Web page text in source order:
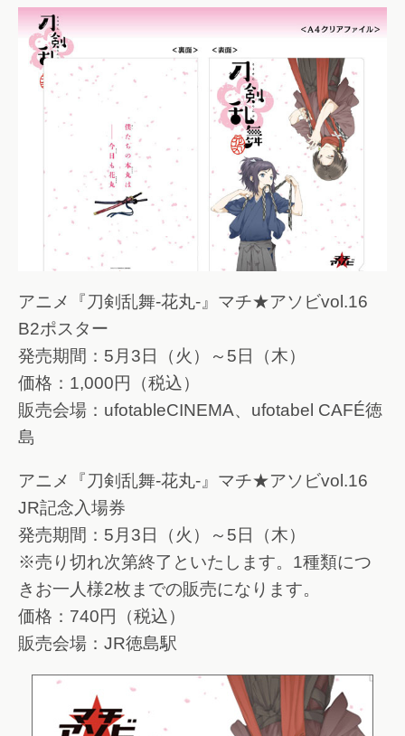
アニメ『刀剣乱舞-花丸-』マチ★アソビvol.16
B2ポスター
発売期間：5月3日（火）～5日（木）
価格：1,000円（税込）
販売会場：ufotableCINEMA、ufotabel CAFÉ徳
島
アニメ『刀剣乱舞-花丸-』マチ★アソビvol.16
JR記念入場券
発売期間：5月3日（火）～5日（木）
※売り切れ次第終了といたします。1種類につ
きお一人様2枚までの販売になります。
価格：740円（税込）
販売会場：JR徳島駅